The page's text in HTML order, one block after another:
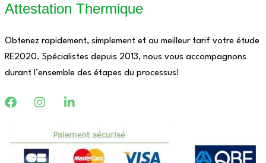
Attestation Thermique
Obtenez rapidement, simplement et au meilleur tarif votre étude
RE2020. Spécialistes depuis 2013, nous vous accompagnons
durant l’ensemble des étapes du processus!